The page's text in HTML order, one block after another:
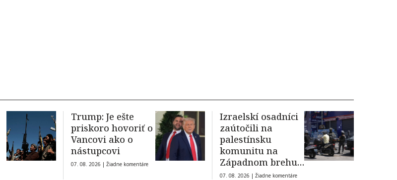
Trump: Je ešte
priskoro hovoriť o
Vancovi ako o
nástupcovi
07. 08. 2026 | Žiadne komentáre
Izraelskí osadníci
zaútočili na
palestínsku
komunitu na
Západnom brehu,
podpálili domy
07. 08. 2026 | Žiadne komentáre